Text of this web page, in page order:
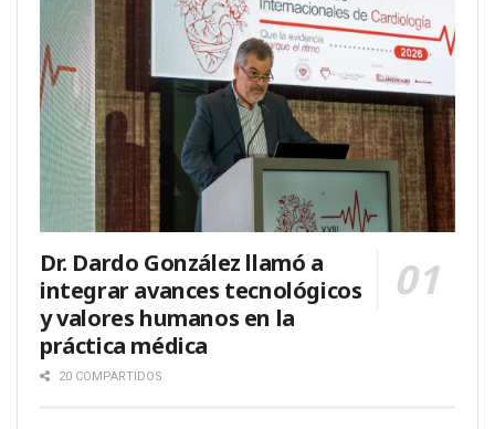
Dr. Dardo González llamó a
integrar avances tecnológicos
y valores humanos en la
práctica médica
20 COMPARTIDOS